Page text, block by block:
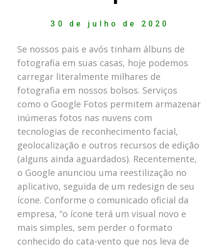
30 de julho de 2020
Se nossos pais e avós tinham álbuns de
fotografia em suas casas, hoje podemos
carregar literalmente milhares de
fotografia em nossos bolsos. Serviços
como o Google Fotos permitem armazenar
inúmeras fotos nas nuvens com
tecnologias de reconhecimento facial,
geolocalização e outros recursos de edição
(alguns ainda aguardados). Recentemente,
o Google anunciou uma reestilização no
aplicativo, seguida de um redesign de seu
ícone. Conforme o comunicado oficial da
empresa, “o ícone terá um visual novo e
mais simples, sem perder o formato
conhecido do cata-vento que nos leva de